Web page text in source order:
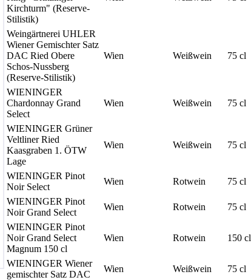
Kirchturm" (Reserve-
Stilistik)
Weingärtnerei UHLER
Wiener Gemischter Satz
DAC Ried Obere
Schos-Nussberg
(Reserve-Stilistik)
Wien Weißwein 75 cl
WIENINGER
Chardonnay Grand
Select
Wien Weißwein 75 cl
WIENINGER Grüner
Veltliner Ried
Kaasgraben 1. ÖTW
Lage
Wien Weißwein 75 cl
WIENINGER Pinot
Noir Select
Wien Rotwein 75 cl
WIENINGER Pinot
Noir Grand Select
Wien Rotwein 75 cl
WIENINGER Pinot
Noir Grand Select
Magnum 150 cl
Wien Rotwein 150 cl
WIENINGER Wiener
gemischter Satz DAC
Wien Weißwein 75 cl